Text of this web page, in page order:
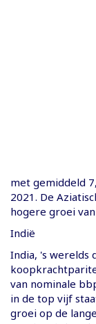
met gemiddeld
2021. De
hogere groei
Indië
India, 's werelds
van nominale
in de top vijf
groei op de